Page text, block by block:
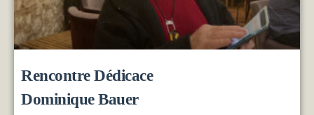
Rencontre Dédicace
Dominique Bauer